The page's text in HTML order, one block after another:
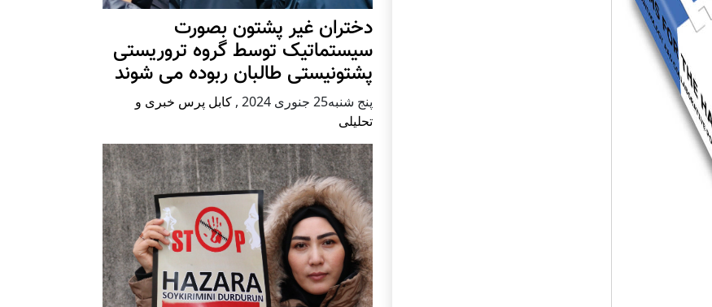
دختران غیر پشتون بصورت
سیستماتیک توسط گروه تروریستی
پشتونیستی طالبان ربوده می شوند
پنج شنبه25 جنوری 2024 , کابل پرس خبری و
تحلیلی